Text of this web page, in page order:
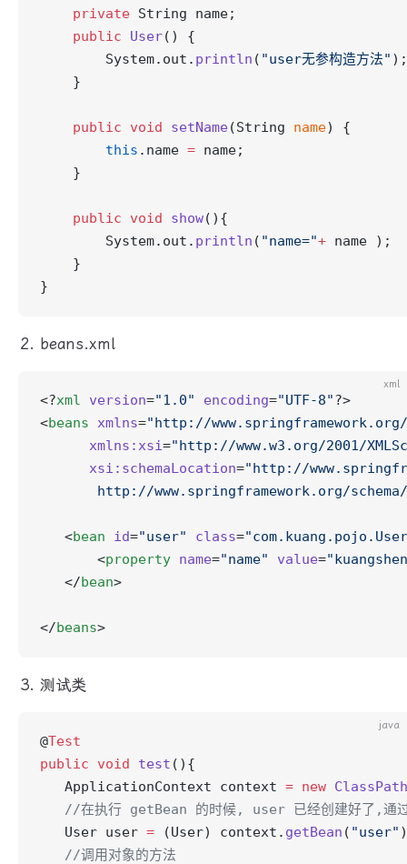
    private
String name;
    public
User() {
        System.out.
println ( "user无参构造方法" );
    }
    public
void setName(String name) {
        this
.name = name;
    }
    public
void show(){
        System.out.
println ( "name="+ name );
    }
}
beans.xml
xml
<?xml version="1.0" encoding="UTF-8"?>
<beans xmlns="http://www.springframework.org/
      xmlns:xsi
="http://www.w3.org/2001/
      xsi:schemaLocation
="http://
http://www.springframework.org/
   <
bean id="user" class=
       <
property name="name" value=
   </
bean>
</beans>
测试类
java
@Test
public void test (){
   ApplicationContext context
= new
//在执行 getBean 的时候, user 已经创建好了,通
   User user
= (User) context. getBean ( "user"
   //调用对象的方法